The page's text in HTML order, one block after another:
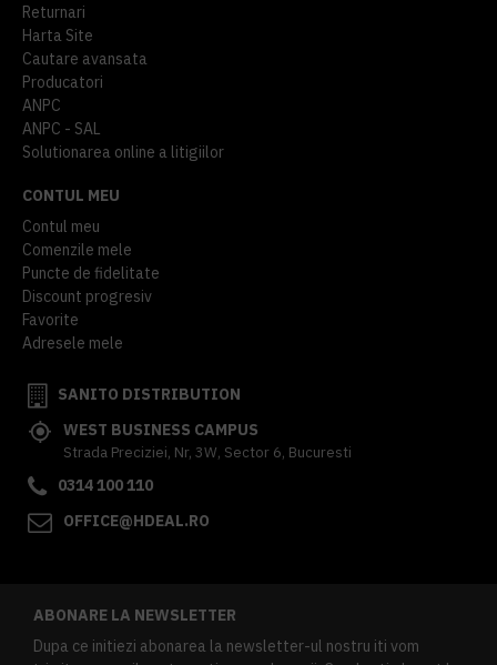
Returnari
Harta Site
Cautare avansata
Producatori
ANPC
ANPC - SAL
Solutionarea online a litigiilor
CONTUL MEU
Contul meu
Comenzile mele
Puncte de fidelitate
Discount progresiv
Favorite
Adresele mele
SANITO DISTRIBUTION
WEST BUSINESS CAMPUS
Strada Preciziei, Nr, 3W, Sector 6, Bucuresti
0314 100 110
OFFICE@HDEAL.RO
ABONARE LA NEWSLETTER
Dupa ce initiezi abonarea la newsletter-ul nostru iti vom